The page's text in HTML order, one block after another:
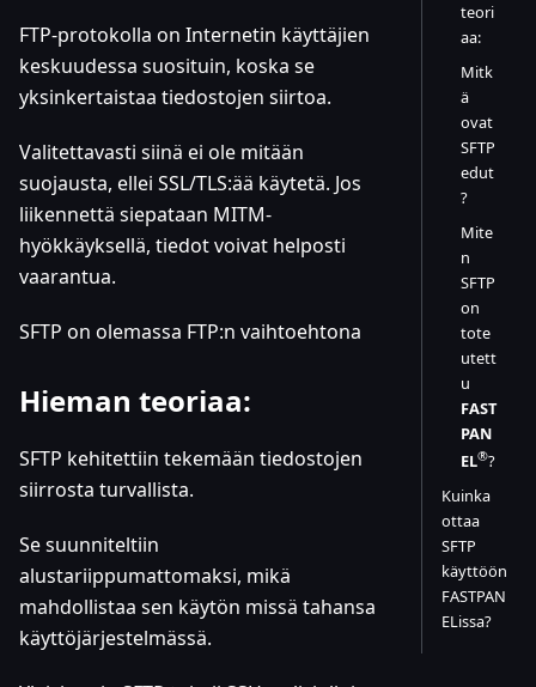
FTP-protokolla on Internetin käyttäjien
keskuudessa suosituin, koska se
yksinkertaistaa tiedostojen siirtoa.
Valitettavasti siinä ei ole mitään
suojausta, ellei SSL/TLS:ää käytetä. Jos
liikennettä siepataan MITM-
hyökkäyksellä, tiedot voivat helposti
vaarantua.
SFTP on olemassa FTP:n vaihtoehtona
Hieman teoriaa:
SFTP kehitettiin tekemään tiedostojen
siirrosta turvallista.
Se suunniteltiin
alustariippumattomaksi, mikä
mahdollistaa sen käytön missä tahansa
käyttöjärjestelmässä.
teori
aa:
Mitk
ä
ovat
SFTP
edut
?
Mite
n
SFTP
on
tote
utett
u
FAST
PAN
EL®?
Kuinka
ottaa
SFTP
käyttöön
FASTPAN
ELissa?